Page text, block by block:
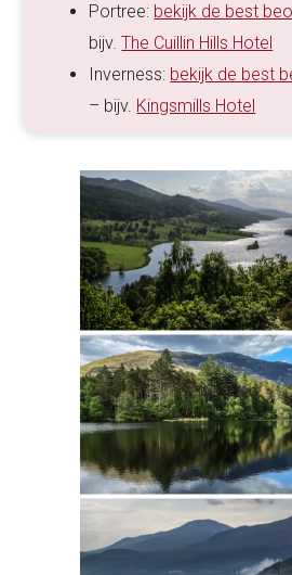
Portree: bekijk de best
bijv.The Cuillin Hills Hotel
Inverness: bekijk de best
– bijv. Kingsmills Hotel